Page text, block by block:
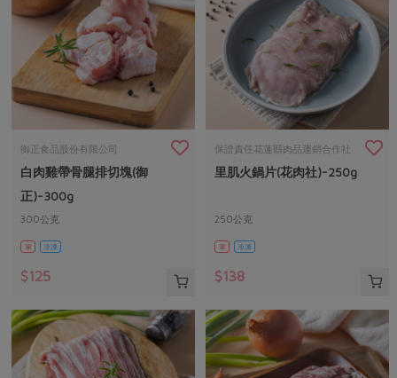
御正食品股份有限公司
白肉雞帶骨腿排切塊(御
正)-300g
300公克
葷 冷凍
$125
保證責任花蓮縣肉品運銷合作社
里肌火鍋片(花肉社)-250g
250公克
葷 冷凍
$138